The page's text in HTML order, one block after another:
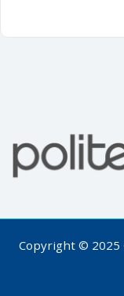
Copyright © 2025